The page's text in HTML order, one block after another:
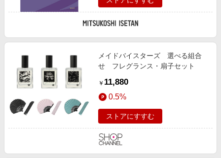
メイドバイスターズ 選べる組合
せ フレグランス・扇子セット
￥ 11,880
0.5%
ストアにすすむ